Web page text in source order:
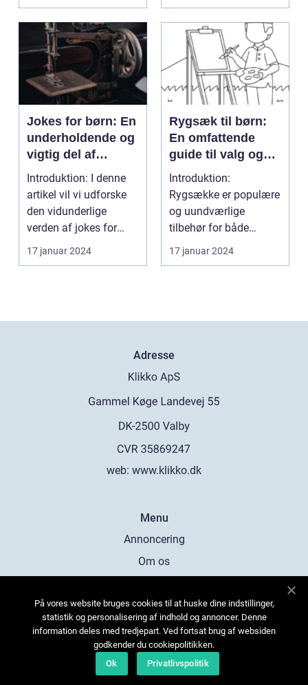
Jokes for børn: En
underholdende og
vigtig del af
barndommen
Introduktion: I denne
artikel vil vi udforske
den vidunderlige
verden af jokes for
børn og diskuter...
17 januar 2024
Rygsæk til børn:
En omfattende
guide til valg og
udvikling gennem
tiden
Introduktion:
Rygsække er populære
og uundværlige
tilbehør for både
voksne og børn. Når
det kommer t...
17 januar 2024
Adresse
web: www.klikko.dk
Menu
Annoncering
Om os
Kontakt os
Sitemap
På vores website bruges cookies til at huske dine indstillinger,
statistik og personalisering af indhold og annoncer. Denne
information deles med tredjepart. Ved fortsat brug af websiden
godkender du cookiepolitikken.
Ok
Privatlivspolitik